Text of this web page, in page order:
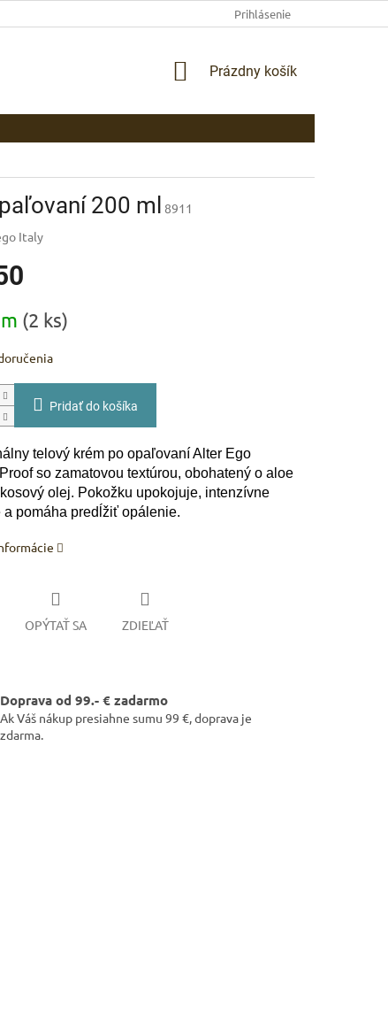
PODMIENKY AKO NAKUPOVAŤ PLATBA
Prihlásenie
NÁKUPNÝ
Prázdny košík
200 ml 8911
Italy
(2 ks)
Pridať do košíka
telový krém po opaľovaní Alter Ego
so zamatovou textúrou, obohatený o aloe
olej. Pokožku upokojuje, intenzívne
a pomáha predĺžiť opálenie.
OPÝTAŤ SA ZDIEĽAŤ
Doprava od 99.- € zadarmo
Ak Váš nákup presiahne sumu 99 €, doprava je
zdarma.